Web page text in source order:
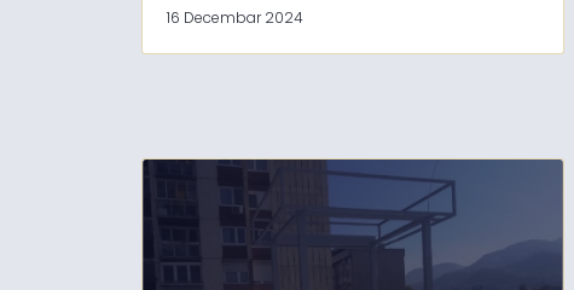
16 Decembar 2024